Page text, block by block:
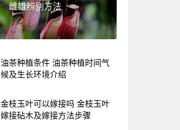
雌雄辨别方法
油茶种植条件 油茶种植时间气
候及生长环境介绍
金枝玉叶可以嫁接吗 金枝玉叶
嫁接砧木及嫁接方法步骤